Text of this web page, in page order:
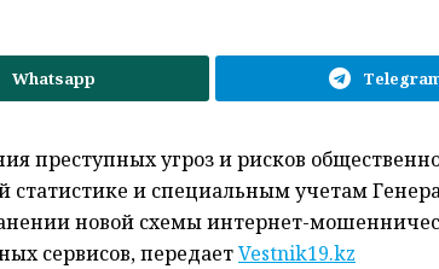
Whatsapp
преступных угроз и рисков
статистике и специальным учетам
новой схемы интернет-
сервисов, передаетVestnik19.kz